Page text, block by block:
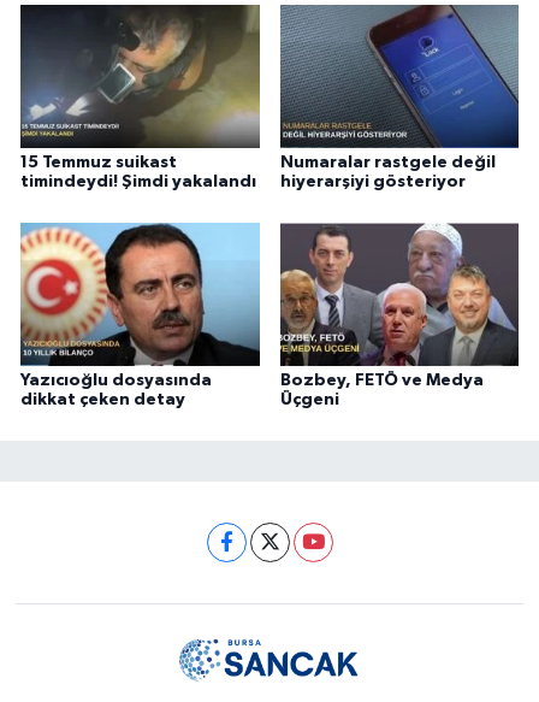
15 Temmuz suikast
timindeydi! Şimdi yakalandı
Numaralar rastgele değil
hiyerarşiyi gösteriyor
Yazıcıoğlu dosyasında
dikkat çeken detay
Bozbey, FETÖ ve Medya
Üçgeni